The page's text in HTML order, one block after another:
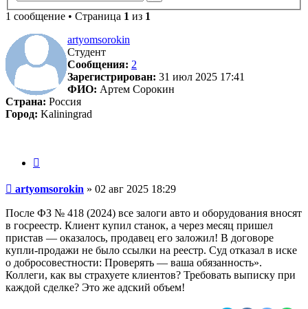
1 сообщение • Страница 1 из 1
artyomsorokin
Студент
Сообщения: 2
Зарегистрирован: 31 июл 2025 17:41
ФИО: Артем Сорокин
Страна: Россия
Город: Kaliningrad
Сообщение
artyomsorokin » 02 авг 2025 18:29
После ФЗ № 418 (2024) все залоги авто и оборудования вносят
в госреестр. Клиент купил станок, а через месяц пришел
пристав — оказалось, продавец его заложил! В договоре
купли-продажи не было ссылки на реестр. Суд отказал в иске
о добросовестности: Проверять — ваша обязанность».
Коллеги, как вы страхуете клиентов? Требовать выписку при
каждой сделке? Это же адский объем!